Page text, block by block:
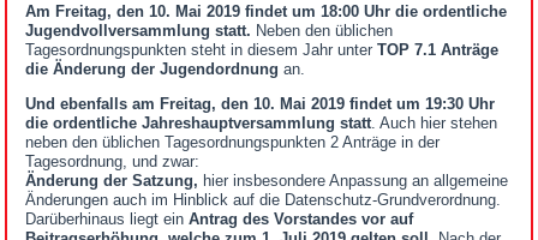
Am Freitag, den 10. Mai 2019 findet um 18:00 Uhr die ordentliche
Jugendvollversammlung statt. Neben den üblichen
Tagesordnungspunkten steht in diesem Jahr unterTOP 7.1 Anträge
die Änderung der Jugendordnung an.
Und ebenfalls am Freitag, den 10. Mai 2019 findet um 19:30 Uhr
die ordentliche Jahreshauptversammlung statt . Auch hier stehen
neben den üblichen Tagesordnungspunkten 2 Anträge in der
Tagesordnung, und zwar:
Änderung der Satzung, hier insbesondere Anpassung an allgemeine
Änderungen auch im Hinblick auf die Datenschutz-Grundverordnung.
Darüberhinaus liegt einAntrag des Vorstandes vor auf